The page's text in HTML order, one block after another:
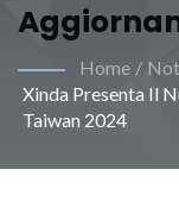
Home /
Xinda Presenta Il
Taiwan 2024